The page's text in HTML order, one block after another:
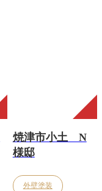
焼津市小土 N
様邸
外壁塗装